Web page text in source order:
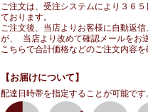
ご注文は、受注システムにより３６
ております。
ご注文後、当店よりお客様に自動返
が、 当店より改めて確認メールをお
こちらで合計価格などのご注文内容を
【お届けについて】
配達日時帯を指定することが可能です